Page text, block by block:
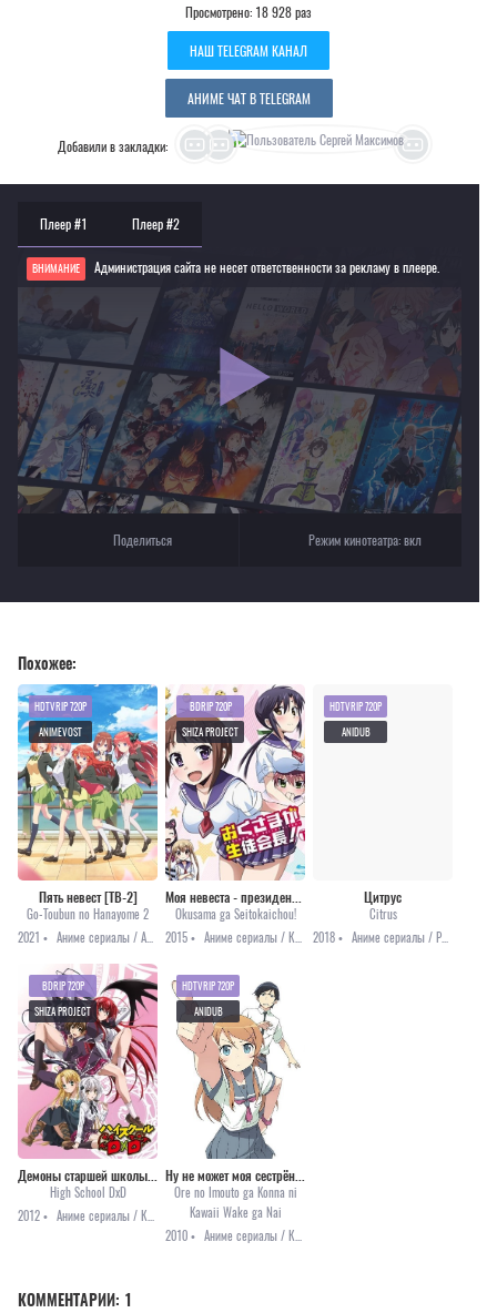
Просмотрено: 18 928 раз
НАШ TELEGRAM КАНАЛ
АНИМЕ ЧАТ В TELEGRAM
Добавили в закладки:
Плеер #1 Плеер #2
ВНИМАНИЕ Администрация сайта не несет ответственности за рекламу в плеере.
Если видео не работает, обновите страницу или выберите другой плеер!
Для просмотра некоторых аниме необходимо установить VPN
Текущее воспроизведение：Хоримия
Поделиться Режим кинотеатра:вкл
Похожее:
Пять невест [ТВ-2]
Go-Toubun no Hanayome 2
2021 •
HDTVRIP 720P
ANIMEVOST
Okusama ga Seitokaichou!
2015 •
BDRIP 720P
SHIZA PROJECT
Цитрус
Citrus
2018 •
HDTVRIP 720P
ANIDUB
Демоны старшей школы [ТВ-1]
High School DxD
2012 •
Аниме сериалы / Комедия / Сёнэн / Фэнтези / Этти
BDRIP 720P
SHIZA PROJECT
Ну не может моя сестрёнка быть такой милой
Ore no Imouto ga Konna ni
Kawaii Wake ga Nai
2010 •
Аниме сериалы / Комедия / Повседневность
HDTVRIP 720P
ANIDUB
КОММЕНТАРИИ: 1